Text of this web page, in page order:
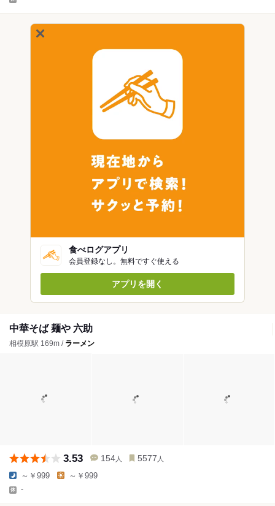
食べログアプリ
会員登録なし。無料ですぐ使える
アプリを開く
中華そば 麺や 六助
相模原駅 169m / ラーメン
3.53 154 人 5577 人
～￥999 ～￥999
-